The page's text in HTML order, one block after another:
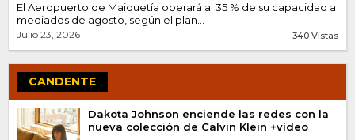
El Aeropuerto de Maiquetía operará al 35 % de su capacidad a
mediados de agosto, según el plan...
Julio 23, 2026 340 Vistas
CANDENTE
Dakota Johnson enciende las redes con la
nueva colección de Calvin Klein +vídeo